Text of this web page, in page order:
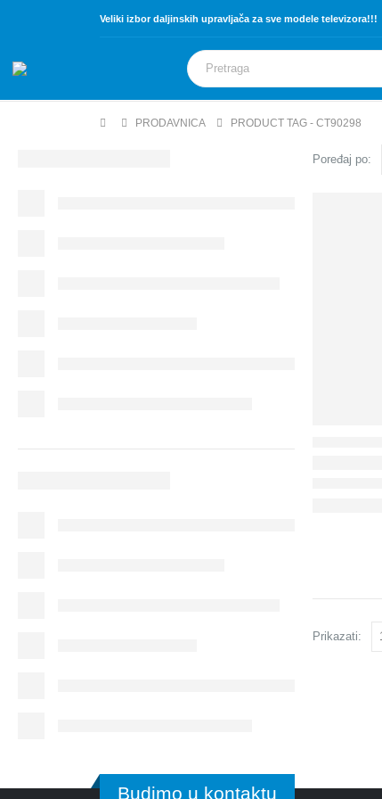
Veliki izbor daljinskih upravljača za sve modele televizora!!!
PRODAVNICA PRODUCT TAG - CT90298
Poređaj po:
Prikazati:
Budimo u kontaktu